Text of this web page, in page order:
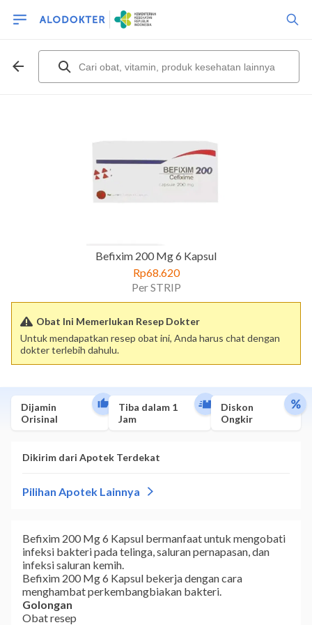
Befixim 200 Mg 6 Kapsul
Rp68.620
Per STRIP
Obat Ini Memerlukan Resep Dokter
Untuk mendapatkan resep obat ini, Anda harus chat dengan
dokter terlebih dahulu.
Dijamin
Orisinal
Tiba dalam 1
Jam
Diskon
Ongkir
Befixim 200 Mg 6 Kapsul bermanfaat untuk mengobati
infeksi bakteri pada telinga, saluran pernapasan, dan
infeksi saluran kemih.
Befixim 200 Mg 6 Kapsul bekerja dengan cara
menghambat perkembangbiakan bakteri.
Golongan
Obat resep